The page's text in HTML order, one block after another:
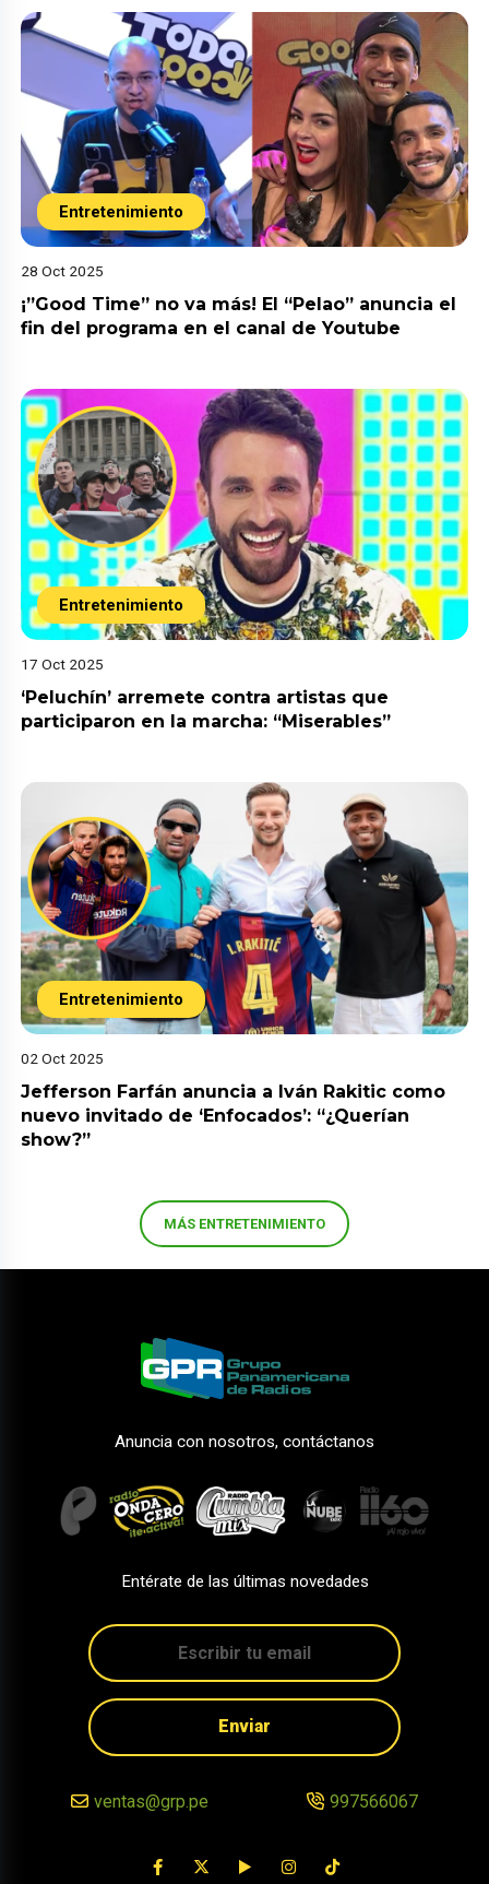
Entretenimiento
28 Oct 2025
¡”Good Time” no va más! El “Pelao” anuncia el
fin del programa en el canal de Youtube
Entretenimiento
17 Oct 2025
‘Peluchín’ arremete contra artistas que
participaron en la marcha: “Miserables”
Entretenimiento
02 Oct 2025
Jefferson Farfán anuncia a Iván Rakitic como
nuevo invitado de ‘Enfocados’: “¿Querían
show?”
MÁS ENTRETENIMIENTO
Anuncia con nosotros, contáctanos
Entérate de las últimas novedades
Enviar
ventas@grp.pe 997566067